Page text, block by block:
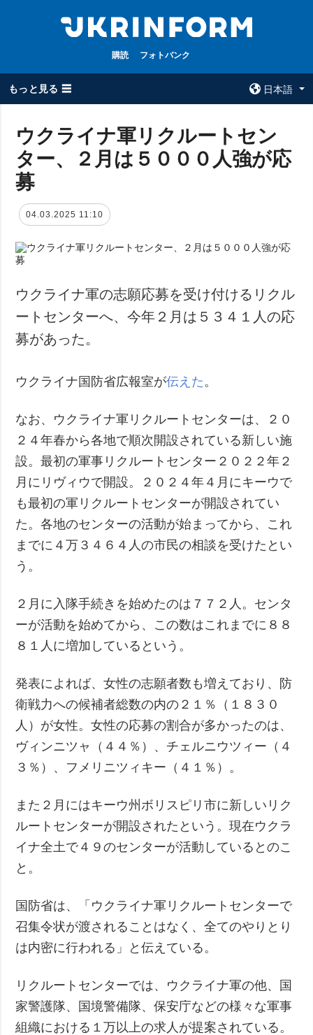
購読 フォトバンク
もっと見る ☰
日本語
全てのトピック
政治
経済・復興
社会・文化
スポーツ
犯罪
ウクルインフォ
追加
インタビュー
写真
サービス
フォトバンク
ウクライナ軍リクルートセン
ター、２月は５０００人強が応
募
04.03.2025 11:10
ウクライナ軍の志願応募を受け付けるリクル
ートセンターへ、今年２月は５３４１人の応
募があった。
ウクライナ国防省広報室が伝えた 。
なお、ウクライナ軍リクルートセンターは、２０
２４年春から各地で順次開設されている新しい施
設。最初の軍事リクルートセンター２０２２年２
月にリヴィウで開設。２０２４年４月にキーウで
も最初の軍リクルートセンターが開設されてい
た。各地のセンターの活動が始まってから、これ
までに４万３４６４人の市民の相談を受けたとい
う。
２月に入隊手続きを始めたのは７７２人。センタ
ーが活動を始めてから、この数はこれまでに８８
８１人に増加しているという。
発表によれば、女性の志願者数も増えており、防
衛戦力への候補者総数の内の２１％（１８３０
人）が女性。女性の応募の割合が多かったのは、
ヴィンニツャ（４４％）、チェルニウツィー（４
３％）、フメリニツィキー（４１％）。
また２月にはキーウ州ボリスピリ市に新しいリク
ルートセンターが開設されたという。現在ウクラ
イナ全土で４９のセンターが活動しているとのこ
と。
国防省は、「ウクライナ軍リクルートセンターで
召集令状が渡されることはなく、全てのやりとり
は内密に行われる」と伝えている。
リクルートセンターでは、ウクライナ軍の他、国
家警護隊、国境警備隊、保安庁などの様々な軍事
組織における１万以上の求人が提案されている。